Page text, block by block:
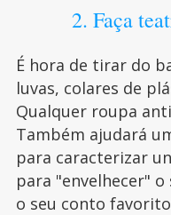
2. Faça
É hora de tirar do
luvas, colares de
Qualquer roupa
Também ajudará
para caracterizar
para "envelhecer"
o seu conto